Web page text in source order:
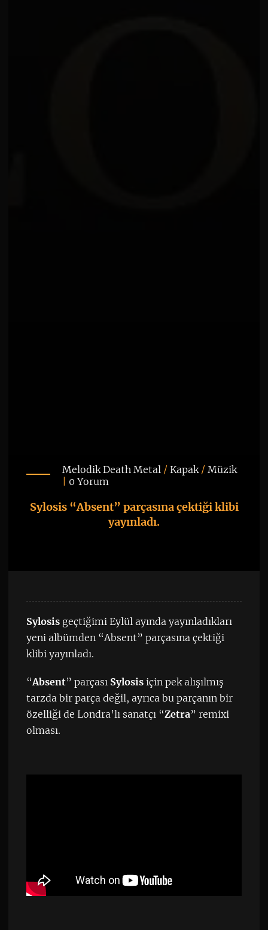
Melodik Death Metal / Kapak/ Müzik
0 Yorum
Sylosis “Absent” parçasına çektiği klibi
yayınladı.
Sylosis geçtiğimi Eylül ayında yayınladıkları
yeni albümden “Absent” parçasına çektiği
klibi yayınladı.
“Absent” parçası Sylosis için pek alışılmış
tarzda bir parça değil, ayrıca bu parçanın bir
özelliği de Londra’lı sanatçı “Zetra” remixi
olması.